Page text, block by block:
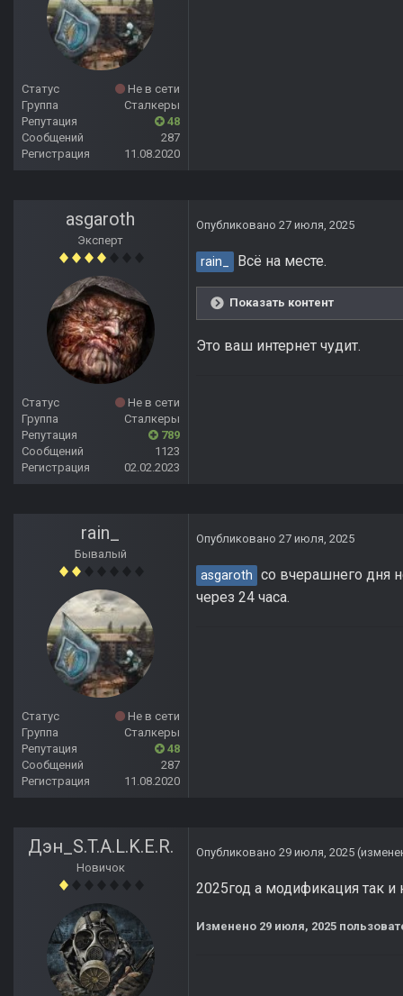
Статус
Не в сети
Группа
Сталкеры
Репутация
48
Сообщений
287
Регистрация
11.08.2020
asgaroth
Эксперт
Статус
Не в сети
Группа
Сталкеры
Репутация
789
Сообщений
1123
Регистрация
02.02.2023
Опубликовано 27 июля, 2025
rain_ Всё на месте.
Показать контент
Это ваш интернет чудит.
rain_
Бывалый
Статус
Не в сети
Группа
Сталкеры
Репутация
48
Сообщений
287
Регистрация
11.08.2020
Опубликовано 27 июля, 2025
asgaroth со вчерашнего дня
через 24 часа.
Дэн_S.T.A.L.K.E.R.
Новичок
Опубликовано 29 июля, 2025
2025год а модификация так и
Изменено 29 июля, 2025